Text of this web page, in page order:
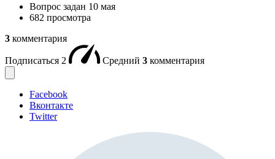
Вопрос задан 10 мая
682 просмотра
3 комментария
Подписаться 2 Средний 3 комментария
Facebook
Вконтакте
Twitter